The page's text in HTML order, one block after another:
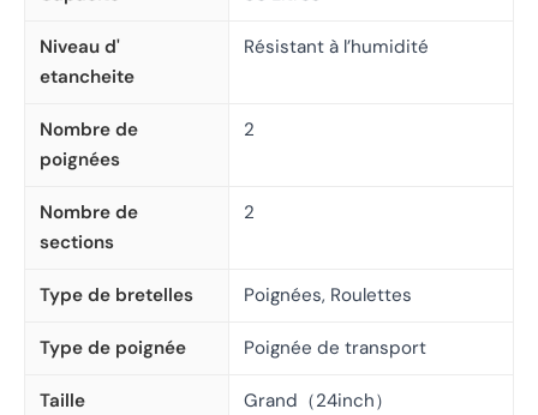
Niveau d'
etancheite
Résistant à l’humidité
Nombre de
poignées
2
Nombre de
sections
2
Type de bretelles Poignées, Roulettes
Type de poignée Poignée de transport
Taille Grand（24inch）